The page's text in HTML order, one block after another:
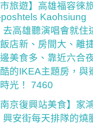
市旅遊】高雄福容徠
Kaohsiung
去高雄聽演唱會就住
店新、房間大、離
美食多、靠近六合
的IKEA主題房，與
光！ 7460
南京復興站美食】家
興安街每天排隊的燒